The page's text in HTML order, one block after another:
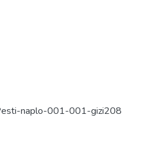
naplo-001-001-gizi208